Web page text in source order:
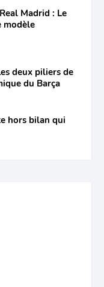
Madrid : Le
modèle
deux piliers de
du Barça
hors bilan qui